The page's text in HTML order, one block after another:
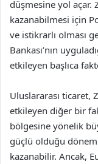
düşmesine yol açar.
kazanabilmesi için
ve istikrarlı olması
Bankası’nın
etkileyen başlıca
Uluslararası ticaret,
etkileyen diğer bir
bölgesine yönelik
güçlü olduğu
kazanabilir. Ancak,